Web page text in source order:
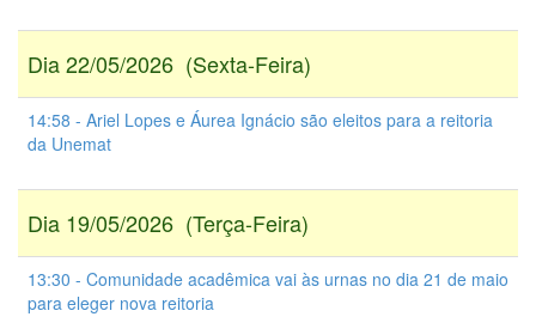
Dia 22/05/2026 (Sexta-Feira)
14:58 - Ariel Lopes e Áurea Ignácio são eleitos para a reitoria
da Unemat
Dia 19/05/2026 (Terça-Feira)
13:30 - Comunidade acadêmica vai às urnas no dia 21 de maio
para eleger nova reitoria